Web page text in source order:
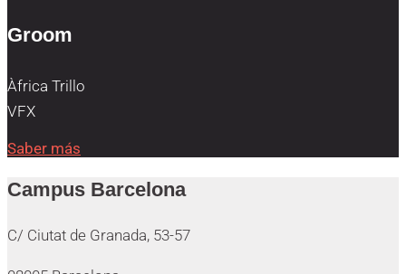
Groom
Àfrica Trillo
VFX
Saber más
Campus Barcelona
C/ Ciutat de Granada, 53-57